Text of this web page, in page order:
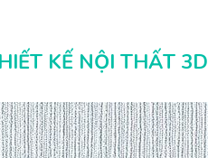
KẾ NỘI THẤT 3D